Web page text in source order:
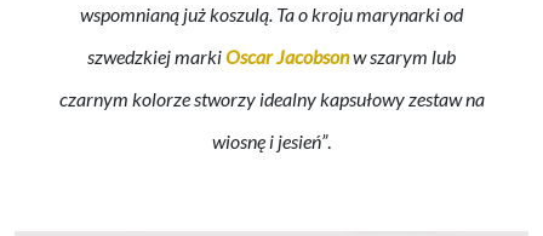
wspomnianą już koszulą. Ta o kroju marynarki od
szwedzkiej markiOscar Jacobsonw szarym lub
czarnym kolorze stworzy idealny kapsułowy zestaw na
wiosnę i jesień”.